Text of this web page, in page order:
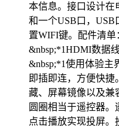
本信息。接口设计在
和一个USB口，
置WIFI键。配件清
&nbsp;*1HDMI数据
&nbsp;*1使用体验主
即插即连，方便快
藏、屏幕镜像以及兼
圆圈相当于遥控器。
点击播放实现投屏